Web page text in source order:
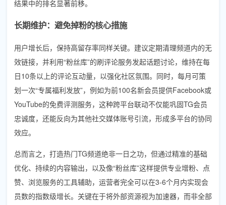
结果中的排名显著前移。
长期维护：避免掉粉的核心措施
用户增长后，保持高留存率同样关键。建议定期清理频道内的无
效链接，并利用“粉丝库”的刷评论服务发起话题讨论，维持在每
日10条以上的评论互动量，以强化社区氛围。同时，每月可策
划一次“专属福利发放”，例如为前100名新会员提供Facebook或
YouTube的免费评测服务，这种跨平台联动不仅能巩固TG会员
忠诚度，还能反向为其他社交媒体账号引流，形成多平台的协同
效应。
总而言之，打造热门TG频道绝非一日之功，但通过精准的基础
优化、持续的内容输出，以及像“粉丝库”这样提供专业增粉、点
赞、浏览服务的工具辅助，运营者完全可以在3-6个月内实现会
员数的指数级增长。关键在于将外部资源视为加速器，而非全部